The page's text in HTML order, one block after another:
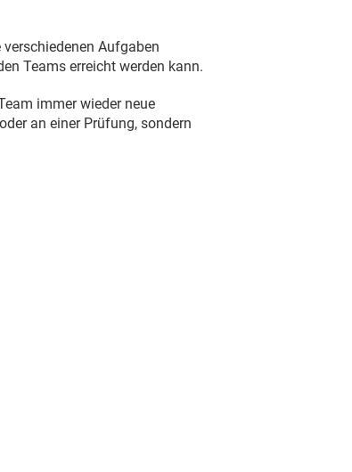
Aufgaben
Teams erreicht werden kann.
immer wieder neue
an einer Prüfung, sondern